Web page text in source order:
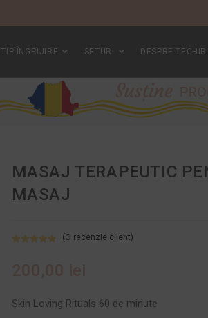
TIP ÎNGRIJIRE SETURI DESPRE TECHIR
MASAJ TERAPEUTIC
MASAJ
evaluări
(O recenzie client)
Skin Loving Rituals 60 de minute